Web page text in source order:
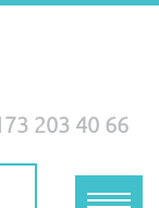
203 40 66
Toggle